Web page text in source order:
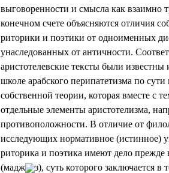
выговоренности и смысла как взаимно
конечном счете объясняются отличия
риторики и поэтики от одноименных
унаследованных от античности.
аристотелевские тексты были
школе арабского перипатетизма по
собственной теории, которая вместе с
отдельные элементы аристотелизма,
противоположности. В отличие от
исследующих нормативное (истинное)
риторика и поэтика имеют дело прежде
(мадж
з), суть которого заключается